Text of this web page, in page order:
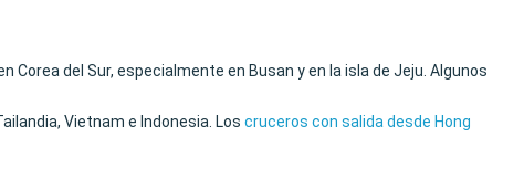
del Sur, especialmente en Busan y en la isla de Jeju. Algunos
Vietnam e Indonesia. Los cruceros con salida desde Hong